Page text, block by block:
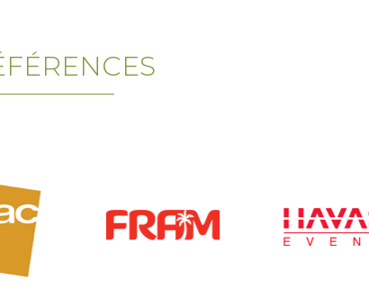
Cette activité permet aux participants de concevoir un objet utile
pour les bracelets, l’atelier est encadré par des animateurs